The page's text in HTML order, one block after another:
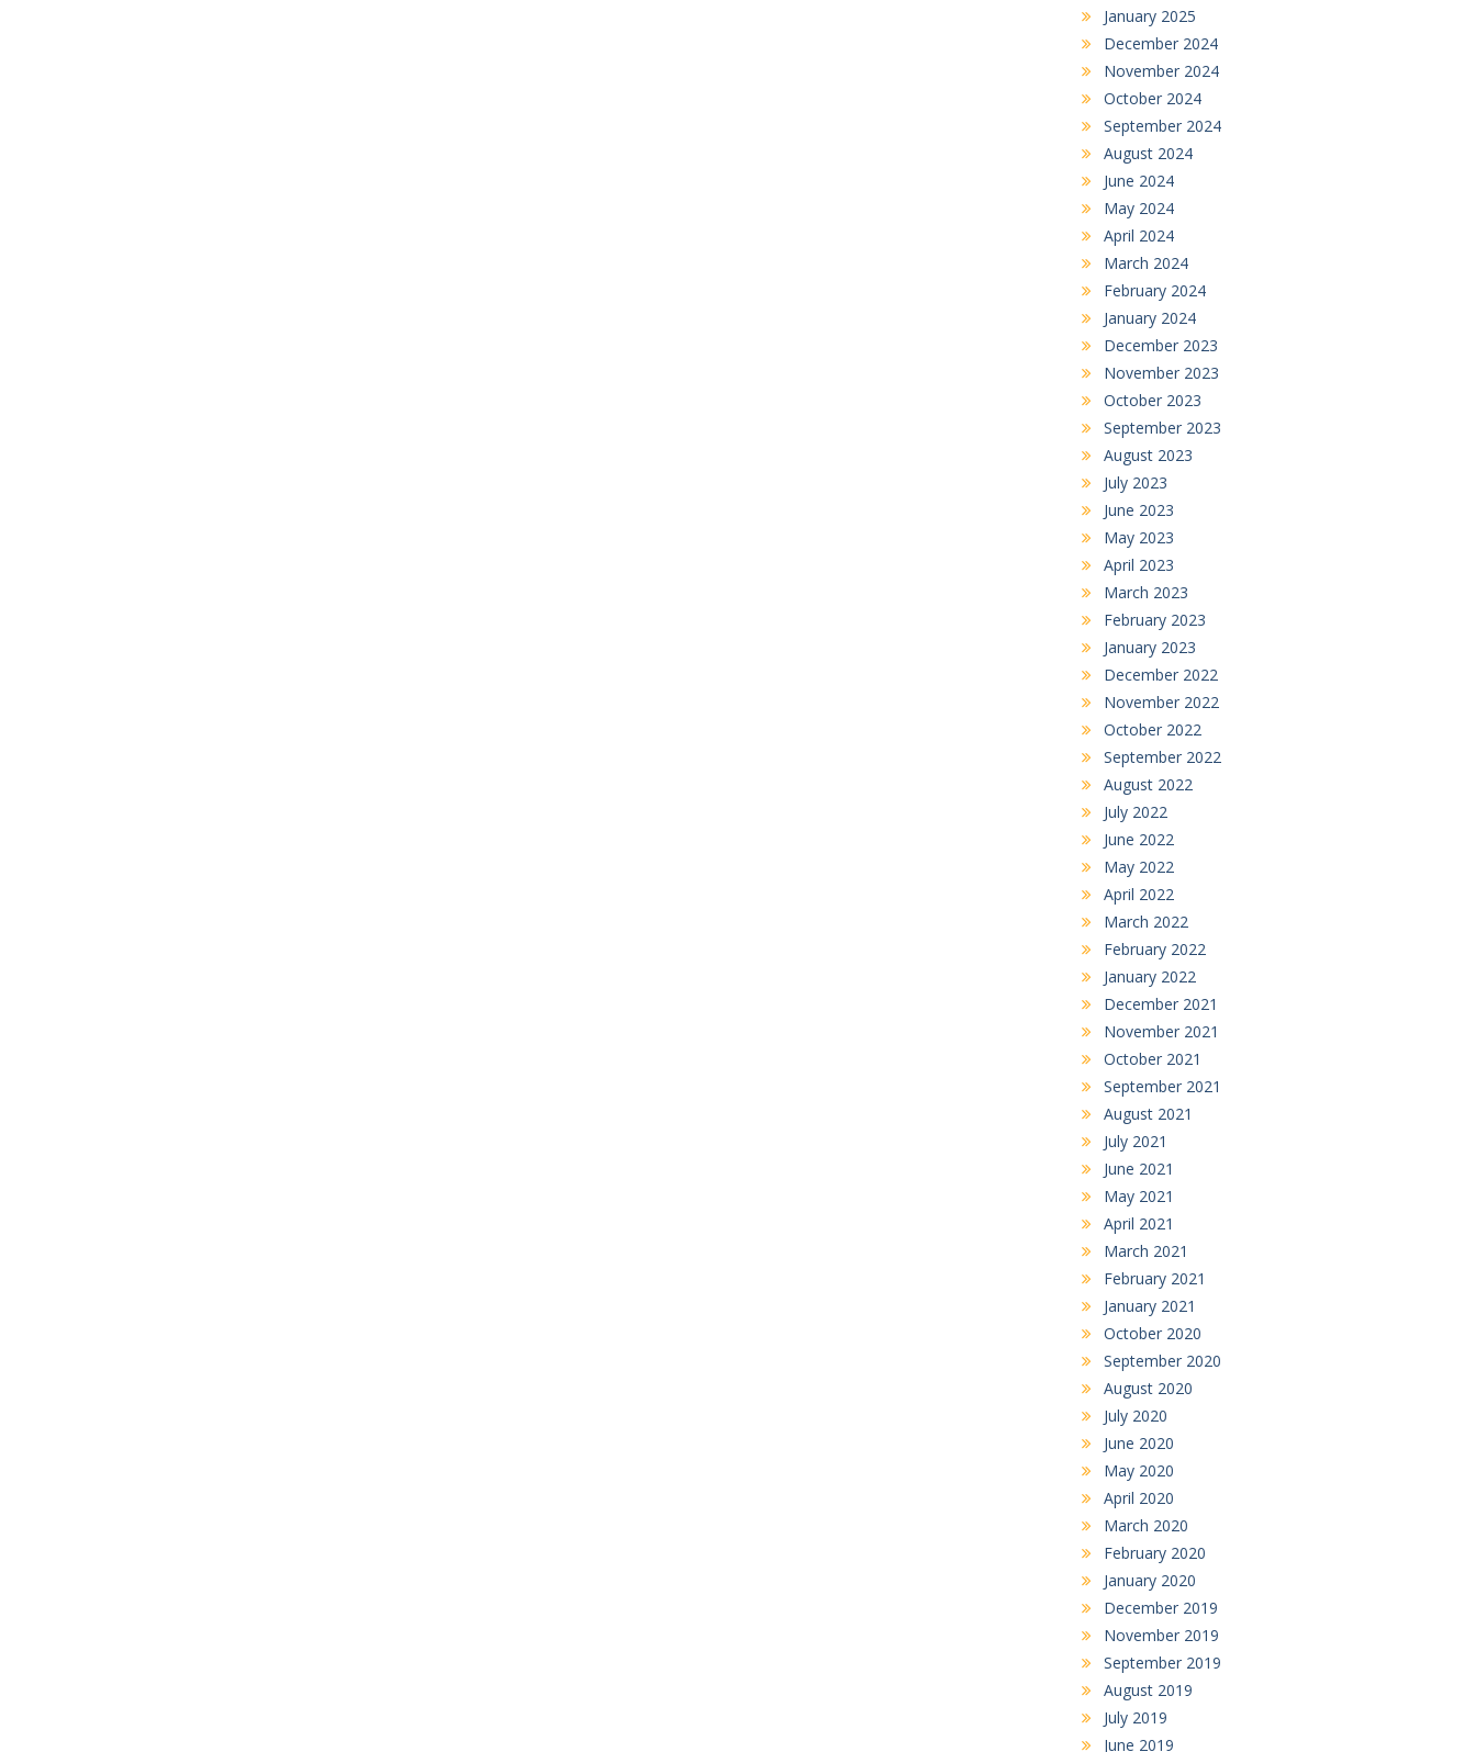
January 2025
December 2024
November 2024
October 2024
September 2024
August 2024
June 2024
May 2024
April 2024
March 2024
February 2024
January 2024
December 2023
November 2023
October 2023
September 2023
August 2023
July 2023
June 2023
May 2023
April 2023
March 2023
February 2023
January 2023
December 2022
November 2022
October 2022
September 2022
August 2022
July 2022
June 2022
May 2022
April 2022
March 2022
February 2022
January 2022
December 2021
November 2021
October 2021
September 2021
August 2021
July 2021
June 2021
May 2021
April 2021
March 2021
February 2021
January 2021
October 2020
September 2020
August 2020
July 2020
June 2020
May 2020
April 2020
March 2020
February 2020
January 2020
December 2019
November 2019
September 2019
August 2019
July 2019
June 2019